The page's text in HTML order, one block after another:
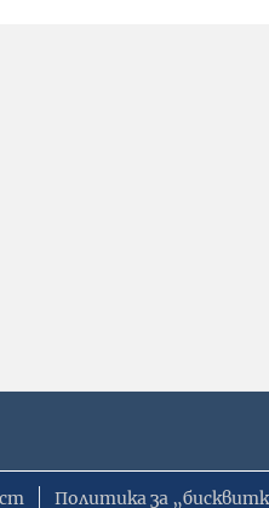
Политика за